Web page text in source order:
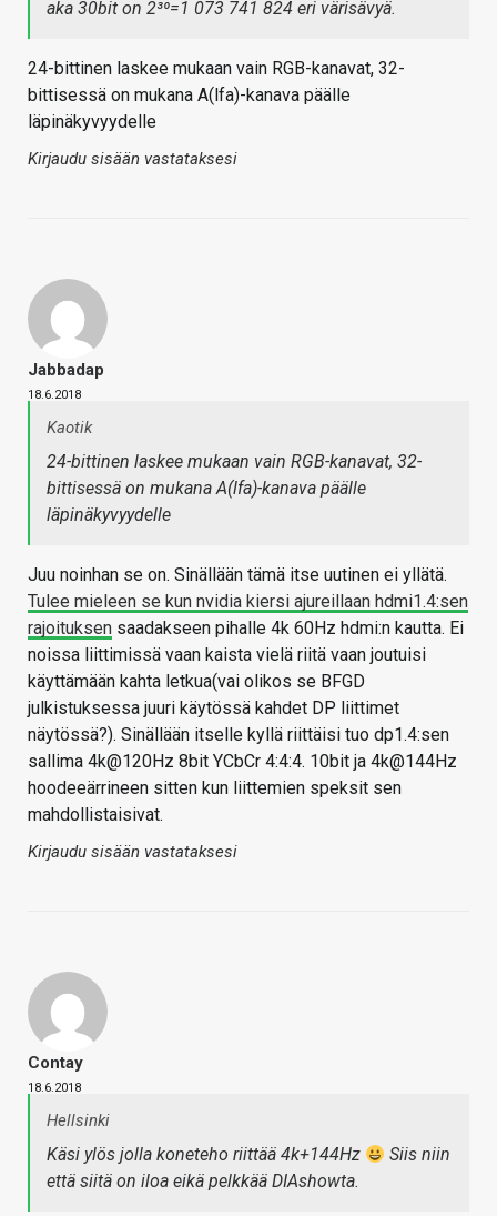
aka 30bit on 2³⁰=1 073 741 824 eri värisävyä.
24-bittinen laskee mukaan vain RGB-kanavat, 32-
bittisessä on mukana A(lfa)-kanava päälle
läpinäkyvyydelle
Kirjaudu sisään vastataksesi
Jabbadap
18.6.2018
Kaotik
24-bittinen laskee mukaan vain RGB-kanavat, 32-
bittisessä on mukana A(lfa)-kanava päälle
läpinäkyvyydelle
Juu noinhan se on. Sinällään tämä itse uutinen ei yllätä.
Tulee mieleen se kun nvidia kiersi ajureillaan hdmi1.4:sen
rajoituksen saadakseen pihalle 4k 60Hz hdmi:n kautta. Ei
noissa liittimissä vaan kaista vielä riitä vaan joutuisi
käyttämään kahta letkua(vai olikos se BFGD
julkistuksessa juuri käytössä kahdet DP liittimet
näytössä?). Sinällään itselle kyllä riittäisi tuo dp1.4:sen
sallima 4k@120Hz 8bit YCbCr 4:4:4. 10bit ja 4k@144Hz
hoodeeärrineen sitten kun liittemien speksit sen
mahdollistaisivat.
Kirjaudu sisään vastataksesi
Contay
18.6.2018
Hellsinki
Käsi ylös jolla koneteho riittää 4k+144Hz
Siis niin
että siitä on iloa eikä pelkkää DIAshowta.